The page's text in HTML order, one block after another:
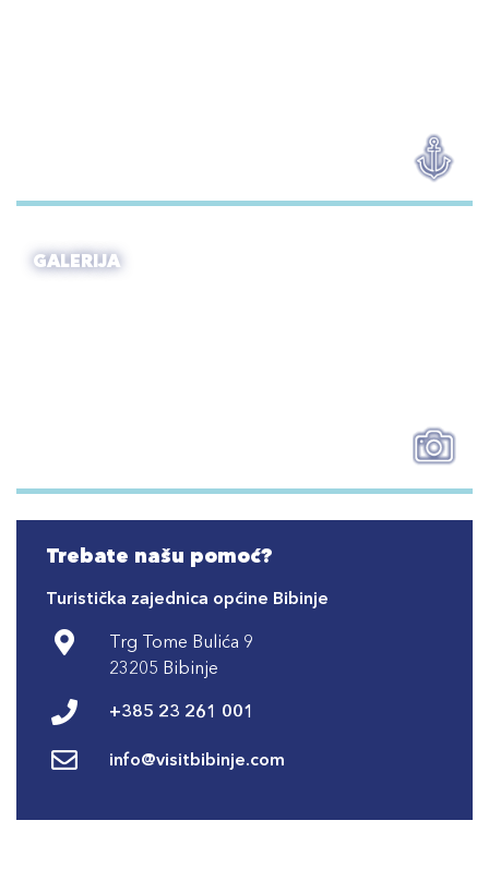
GALERIJA
Trebate našu pomoć?
Turistička zajednica općine Bibinje
Trg Tome Bulića 9
23205 Bibinje
+385 23 261 001
info@visitbibinje.com